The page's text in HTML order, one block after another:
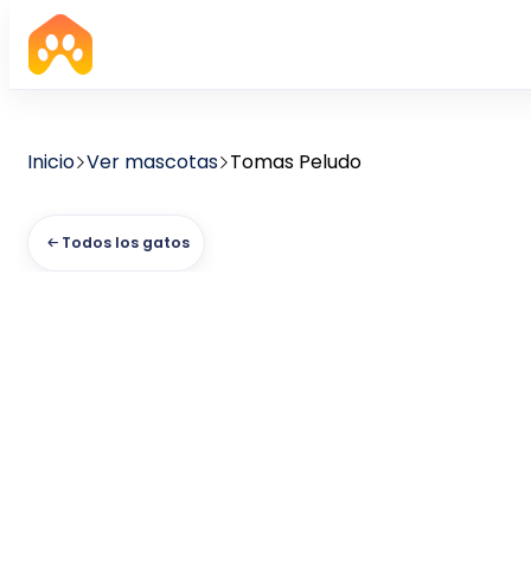
Inicio Ver mascotas Tomas Peludo
Todos los gatos